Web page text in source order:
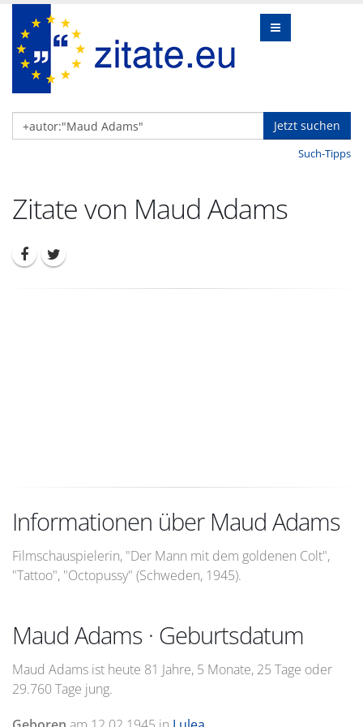
Jetzt suchen
Such-Tipps
Zitate von Maud Adams
Informationen über Maud Adams
Filmschauspielerin, "Der Mann mit dem goldenen Colt",
"Tattoo", "Octopussy" (Schweden, 1945).
Maud Adams · Geburtsdatum
Maud Adams ist heute 81 Jahre, 5 Monate, 25 Tage oder
29.760 Tage jung.